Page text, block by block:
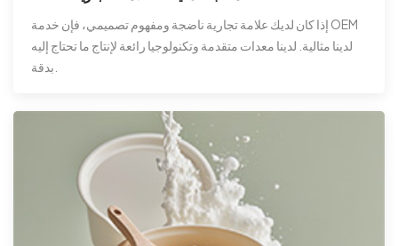
إذا كان لديك علامة تجارية ناضجة ومفهوم تصميمي، فإن خدمة OEM
لدينا مثالية. لدينا معدات متقدمة وتكنولوجيا رائعة لإنتاج ما تحتاج إليه